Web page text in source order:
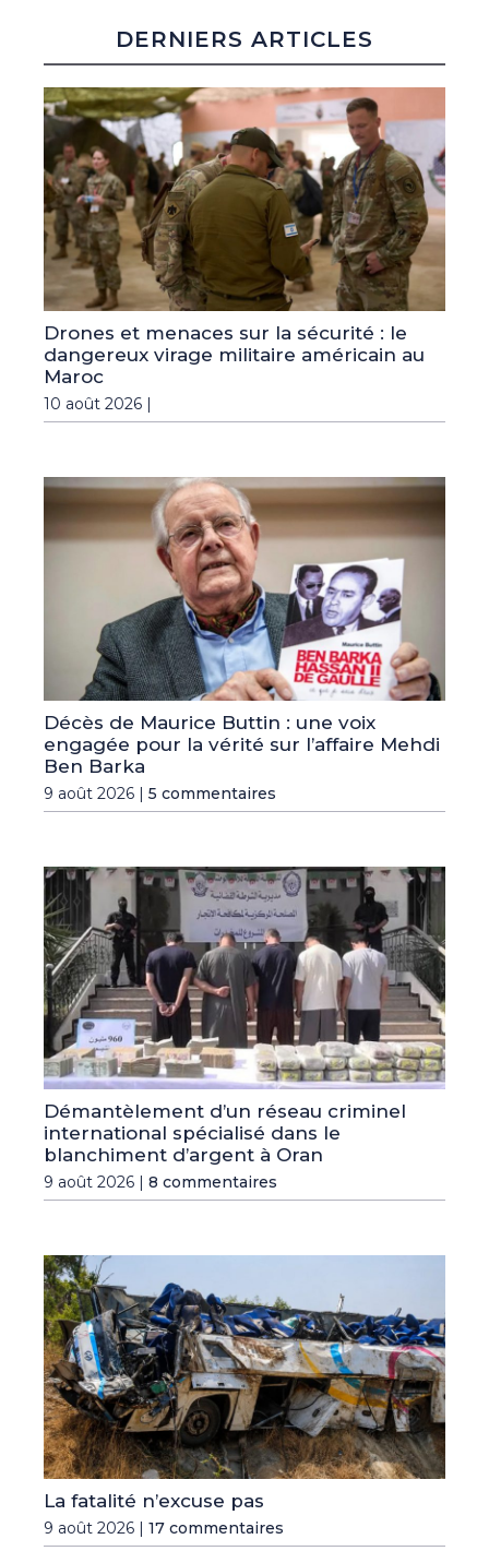
DERNIERS ARTICLES
Drones et menaces sur la sécurité : le
dangereux virage militaire américain au
Maroc
10 août 2026 |
Décès de Maurice Buttin : une voix
engagée pour la vérité sur l’affaire Mehdi
Ben Barka
9 août 2026 | 5 commentaires
Démantèlement d’un réseau criminel
international spécialisé dans le
blanchiment d’argent à Oran
9 août 2026 | 8 commentaires
La fatalité n’excuse pas
9 août 2026 | 17 commentaires